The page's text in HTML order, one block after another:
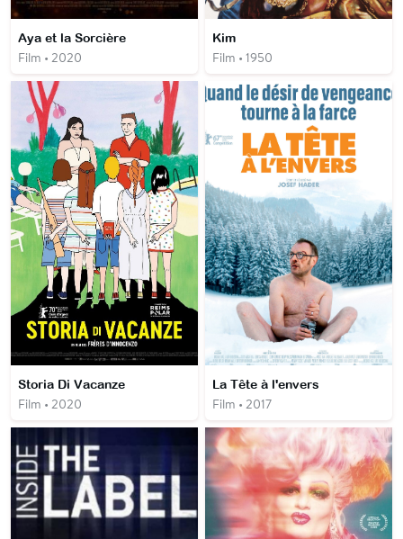
Aya et la Sorcière
Film • 2020
Kim
Film • 1950
Storia Di Vacanze
Film • 2020
La Tête à l'envers
Film • 2017